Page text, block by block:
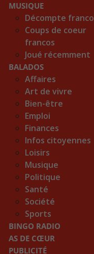
MUSIQUE
Décompte franco
Coups de coeur
francos
Joué récemment
BALADOS
Affaires
Art de vivre
Bien-être
Emploi
Finances
Infos citoyennes
Loisirs
Musique
Politique
Santé
Société
Sports
BINGO RADIO
AS DE CŒUR
PUBLICITÉ